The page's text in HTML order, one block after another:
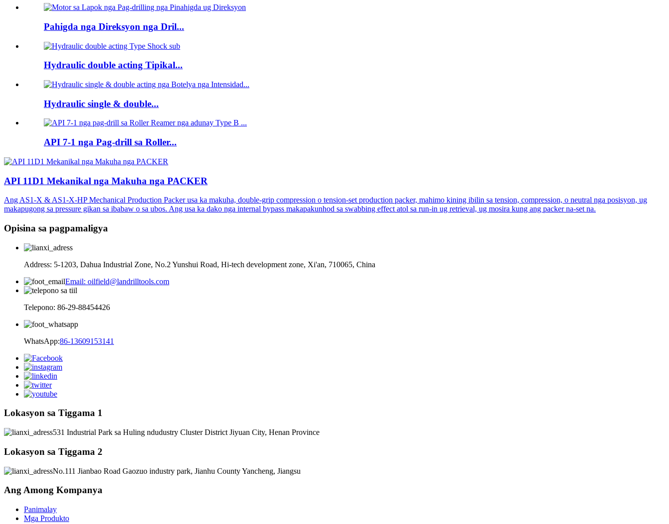
Pahigda nga Direksyon nga Dril...
Hydraulic double acting Tipikal...
Hydraulic single & double...
API 7-1 nga Pag-drill sa Roller...
API 11D1 Mekanikal nga Makuha nga PACKER
Ang AS1-X & AS1-X-HP Mechanical Production Packer usa ka makuha, double-grip compression o tension-set production packer, mahimo kining ibilin sa tension, compression, o neutral nga posisyon, ug
makapugong sa pressure gikan sa ibabaw o sa ubos. Ang usa ka dako nga internal bypass makapakunhod sa swabbing effect atol sa run-in ug retrieval, ug mosira kung ang packer na-set na.
Opisina sa pagpamaligya
Address: 5-1203, Dahua Industrial Zone, No.2 Yunshui Road, Hi-tech development zone, Xi'an, 710065, China
Email: oilfield@landrilltools.com
Telepono: 86-29-88454426
WhatsApp:86-13609153141
Lokasyon sa Tiggama 1
531 Industrial Park sa Huling ndudustry Cluster District Jiyuan City, Henan Province
Lokasyon sa Tiggama 2
No.111 Jianbao Road Gaozuo industry park, Jianhu County Yancheng, Jiangsu
Ang Among Kompanya
Panimalay
Mga Produkto